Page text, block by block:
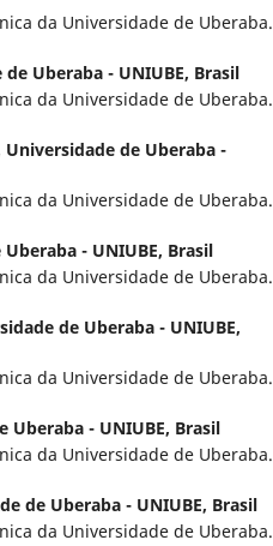
da Universidade de Uberaba.
Uberaba - UNIUBE, Brasil
da Universidade de Uberaba.
Universidade de Uberaba -
da Universidade de Uberaba.
- UNIUBE, Brasil
da Universidade de Uberaba.
de Uberaba - UNIUBE,
da Universidade de Uberaba.
Uberaba - UNIUBE, Brasil
da Universidade de Uberaba.
de Uberaba - UNIUBE, Brasil
da Universidade de Uberaba.